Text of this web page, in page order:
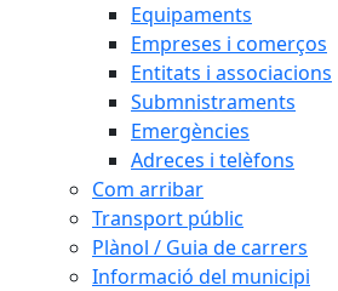
Equipaments
Empreses i comerços
Entitats i associacions
Submnistraments
Emergències
Adreces i telèfons
Com arribar
Transport públic
Plànol / Guia de carrers
Informació del municipi